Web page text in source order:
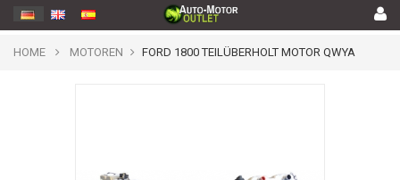
HOME MOTOREN FORD 1800 TEILÜBERHOLT MOTOR QWYA